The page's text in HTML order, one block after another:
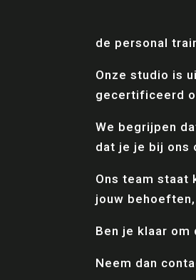
de personal
Onze studio is
gecertificeerd
We begrijpen
dat je je bij ons
Ons team staat
jouw
Ben je klaar
Neem dan